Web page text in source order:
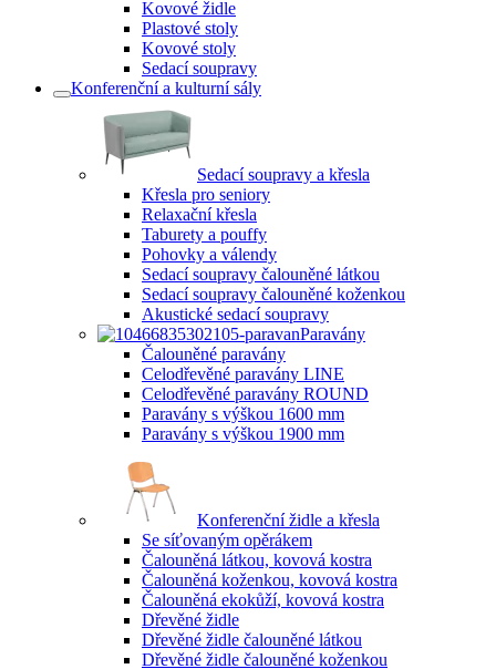
Kovové židle
Plastové stoly
Kovové stoly
Sedací soupravy
Konferenční a kulturní sály
Sedací soupravy a křesla
Křesla pro seniory
Relaxační křesla
Taburety a pouffy
Pohovky a válendy
Sedací soupravy čalouněné látkou
Sedací soupravy čalouněné koženkou
Akustické sedací soupravy
Paravány
Čalouněné paravány
Celodřevěné paravány LINE
Celodřevěné paravány ROUND
Paravány s výškou 1600 mm
Paravány s výškou 1900 mm
Konferenční židle a křesla
Se síťovaným opěrákem
Čalouněná látkou, kovová kostra
Čalouněná koženkou, kovová kostra
Čalouněná ekokůží, kovová kostra
Dřevěné židle
Dřevěné židle čalouněné látkou
Dřevěné židle čalouněné koženkou